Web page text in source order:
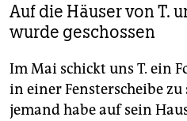
Auf die Häuser von T.
wurde geschossen
Im Mai schickt uns T. ein
in einer Fensterscheibe zu
jemand habe auf sein